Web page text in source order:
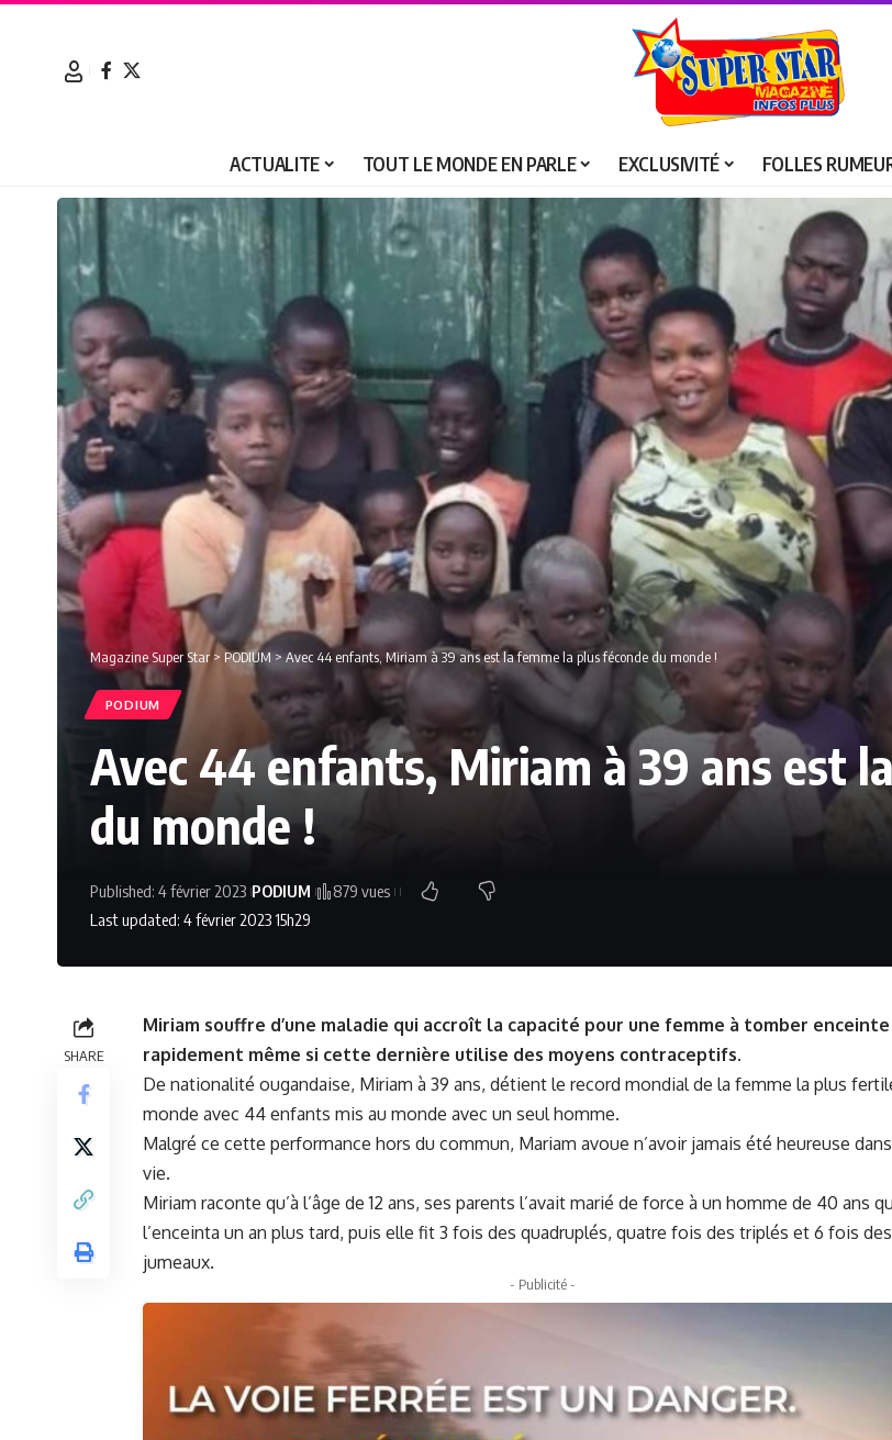
ACTUALITE TOUT LE MONDE EN PARLE EXCLUSIVITÉ FOLLES
Magazine Super Star> PODIUM >Avec 44 enfants, Miriam à 39 ans est la femme la plus féconde du monde !
PODIUM
Avec 44 enfants, Miriam à 39 ans est
du monde !
Last updated: 4 février 2023 15h29
Published: 4 février 2023 PODIUM 879 vues
SHARE
Miriam souffre d’une maladie qui accroît la capacité pour une femme à tomber
rapidement même si cette dernière utilise des moyens contraceptifs.
De nationalité ougandaise, Miriam à 39 ans, détient le record mondial de la femme la plus
monde avec 44 enfants mis au monde avec un seul homme.
Malgré ce cette performance hors du commun, Mariam avoue n’avoir jamais été heureuse
vie.
Miriam raconte qu’à l’âge de 12 ans, ses parents l’avait marié de force à un homme de 40 ans
l’enceinta un an plus tard, puis elle fit 3 fois des quadruplés, quatre fois des triplés et 6 fois des
jumeaux.
- Publicité -